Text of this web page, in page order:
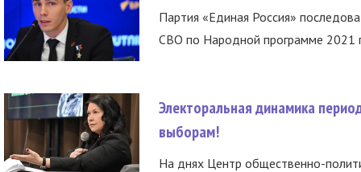
Партия «Единая Россия»
СВО по Народной программе 2021
Электоральная динамика
выборам!
На днях Центр общественно-